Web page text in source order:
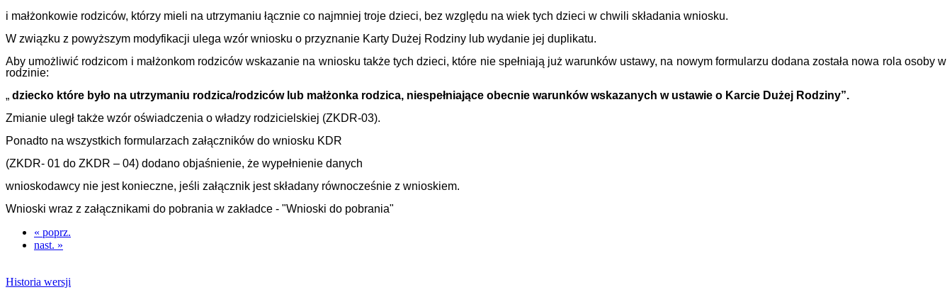
i małżonkowie rodziców, którzy mieli na utrzymaniu łącznie co najmniej troje dzieci, bez względu na wiek tych dzieci w chwili składania wniosku.
W związku z powyższym modyfikacji ulega wzór wniosku o przyznanie Karty Dużej Rodziny lub wydanie jej duplikatu.
Aby umożliwić rodzicom i małżonkom rodziców wskazanie na wniosku także tych dzieci, które nie spełniają już warunków ustawy, na nowym formularzu dodana została nowa rola osoby w
rodzinie:
„ dziecko które było na utrzymaniu rodzica/rodziców lub małżonka rodzica, niespełniające obecnie warunków wskazanych w ustawie o Karcie Dużej Rodziny”.
Zmianie uległ także wzór oświadczenia o władzy rodzicielskiej (ZKDR-03).
Ponadto na wszystkich formularzach załączników do wniosku KDR
(ZKDR- 01 do ZKDR – 04) dodano objaśnienie, że wypełnienie danych
wnioskodawcy nie jest konieczne, jeśli załącznik jest składany równocześnie z wnioskiem.
Wnioski wraz z załącznikami do pobrania w zakładce - "Wnioski do pobrania"
« poprz.
nast. »
Historia wersji